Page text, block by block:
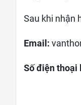
Sau khi nhận
Email:
Số điện thoại